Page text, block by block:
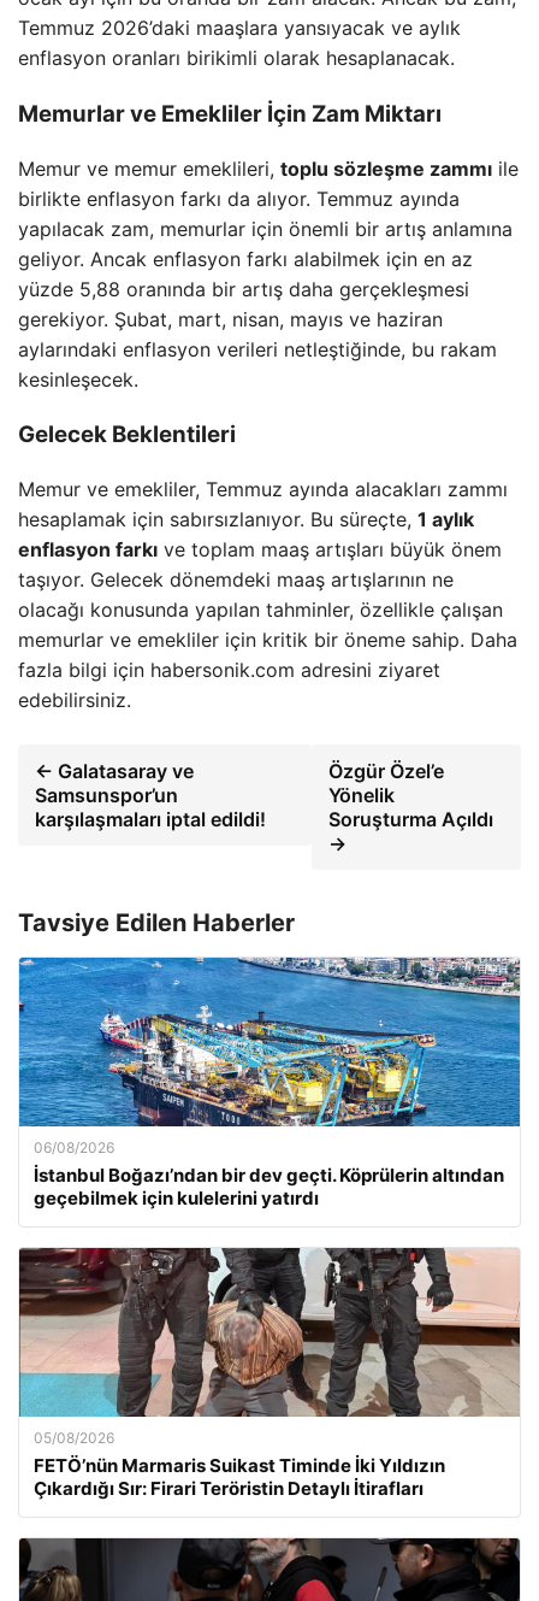
Temmuz 2026’daki maaşlara yansıyacak ve aylık
enflasyon oranları birikimli olarak hesaplanacak.
Memurlar ve Emekliler İçin Zam Miktarı
Memur ve memur emeklileri, toplu sözleşme zammı ile
birlikte enflasyon farkı da alıyor. Temmuz ayında
yapılacak zam, memurlar için önemli bir artış anlamına
geliyor. Ancak enflasyon farkı alabilmek için en az
yüzde 5,88 oranında bir artış daha gerçekleşmesi
gerekiyor. Şubat, mart, nisan, mayıs ve haziran
aylarındaki enflasyon verileri netleştiğinde, bu rakam
kesinleşecek.
Gelecek Beklentileri
Memur ve emekliler, Temmuz ayında alacakları zammı
hesaplamak için sabırsızlanıyor. Bu süreçte, 1 aylık
enflasyon farkı ve toplam maaş artışları büyük önem
taşıyor. Gelecek dönemdeki maaş artışlarının ne
olacağı konusunda yapılan tahminler, özellikle çalışan
memurlar ve emekliler için kritik bir öneme sahip. Daha
fazla bilgi için habersonik.com adresini ziyaret
edebilirsiniz.
← Galatasaray ve
Samsunspor’un
karşılaşmaları iptal edildi!
Özgür Özel’e
Yönelik
Soruşturma Açıldı
→
Tavsiye Edilen Haberler
06/08/2026
İstanbul Boğazı’ndan bir dev geçti. Köprülerin altından
geçebilmek için kulelerini yatırdı
05/08/2026
FETÖ’nün Marmaris Suikast Timinde İki Yıldızın
Çıkardığı Sır: Firari Teröristin Detaylı İtirafları